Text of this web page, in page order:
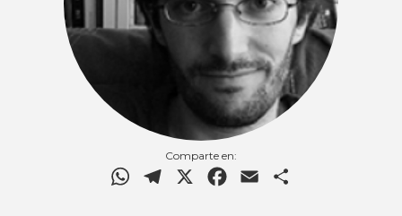
Comparte en:
WhatsAppTelegram Facebook
Email